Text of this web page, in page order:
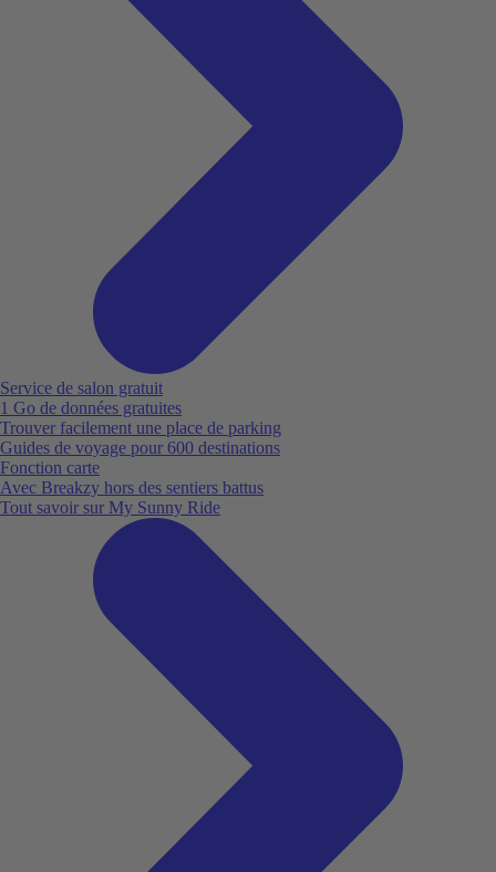
Service de salon gratuit
1 Go de données gratuites
Trouver facilement une place de parking
Guides de voyage pour 600 destinations
Fonction carte
Avec Breakzy hors des sentiers battus
Tout savoir sur My Sunny Ride